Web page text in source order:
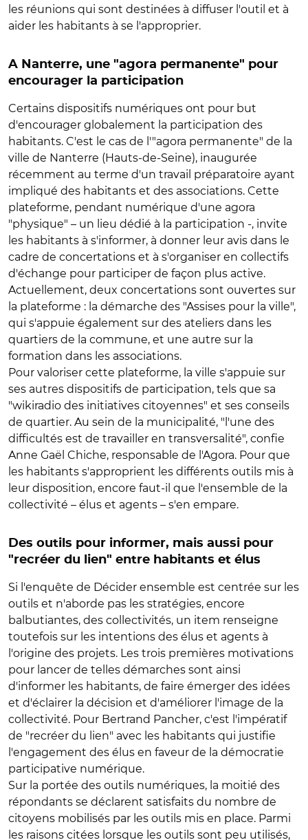
les réunions qui sont destinées à diffuser l'outil et à
aider les habitants à se l'approprier.
A Nanterre, une "agora permanente" pour
encourager la participation
Certains dispositifs numériques ont pour but
d'encourager globalement la participation des
habitants. C'est le cas de l'"agora permanente" de la
ville de Nanterre (Hauts-de-Seine), inaugurée
récemment au terme d'un travail préparatoire ayant
impliqué des habitants et des associations. Cette
plateforme, pendant numérique d'une agora
"physique" – un lieu dédié à la participation -, invite
les habitants à s'informer, à donner leur avis dans le
cadre de concertations et à s'organiser en collectifs
d'échange pour participer de façon plus active.
Actuellement, deux concertations sont ouvertes sur
la plateforme : la démarche des "Assises pour la ville",
qui s'appuie également sur des ateliers dans les
quartiers de la commune, et une autre sur la
formation dans les associations.
Pour valoriser cette plateforme, la ville s'appuie sur
ses autres dispositifs de participation, tels que sa
"wikiradio des initiatives citoyennes" et ses conseils
de quartier. Au sein de la municipalité, "l'une des
difficultés est de travailler en transversalité", confie
Anne Gaël Chiche, responsable de l'Agora. Pour que
les habitants s'approprient les différents outils mis à
leur disposition, encore faut-il que l'ensemble de la
collectivité – élus et agents – s'en empare.
Des outils pour informer, mais aussi pour
"recréer du lien" entre habitants et élus
Si l'enquête de Décider ensemble est centrée sur les
outils et n'aborde pas les stratégies, encore
balbutiantes, des collectivités, un item renseigne
toutefois sur les intentions des élus et agents à
l'origine des projets. Les trois premières motivations
pour lancer de telles démarches sont ainsi
d'informer les habitants, de faire émerger des idées
et d'éclairer la décision et d'améliorer l'image de la
collectivité. Pour Bertrand Pancher, c'est l'impératif
de "recréer du lien" avec les habitants qui justifie
l'engagement des élus en faveur de la démocratie
participative numérique.
Sur la portée des outils numériques, la moitié des
répondants se déclarent satisfaits du nombre de
citoyens mobilisés par les outils mis en place. Parmi
les raisons citées lorsque les outils sont peu utilisés,